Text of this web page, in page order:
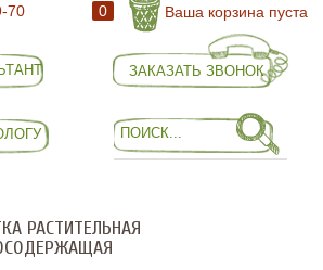
70 0 Ваша корзина пуста
ЗАКАЗАТЬ ЗВОНОК
РАСТИТЕЛЬНАЯ